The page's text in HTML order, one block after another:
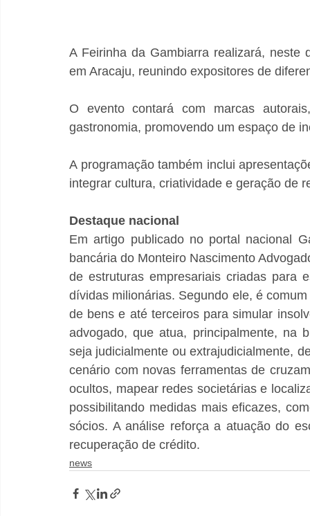
A Feirinha da Gambiarra realizará, neste
em Aracaju, reunindo expositores de
O evento contará com marcas
gastronomia, promovendo um espaço de
A programação também inclui
integrar cultura, criatividade e geração de
Destaque nacional
Em artigo publicado no portal nacional
bancária do Monteiro Nascimento
de estruturas empresariais criadas para
dívidas milionárias. Segundo ele, é
de bens e até terceiros para simular
advogado, que atua, principalmente, na
seja judicialmente ou extrajudicialmente,
cenário com novas ferramentas de
ocultos, mapear redes societárias e
possibilitando medidas mais eficazes,
sócios. A análise reforça a atuação do
recuperação de crédito.
news